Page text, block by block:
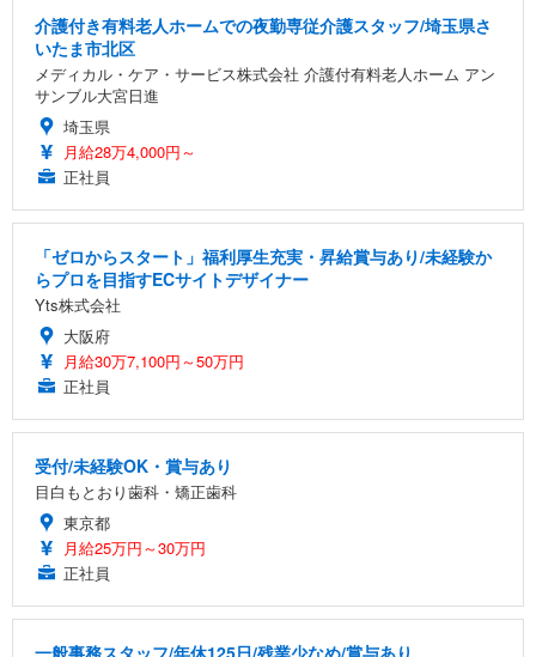
介護付き有料老人ホームでの夜勤専従介護スタッフ/埼玉県さ
いたま市北区
メディカル・ケア・サービス株式会社 介護付有料老人ホーム アン
サンブル大宮日進
埼玉県
月給28万4,000円～
正社員
「ゼロからスタート」福利厚生充実・昇給賞与あり/未経験か
らプロを目指すECサイトデザイナー
Yts株式会社
大阪府
月給30万7,100円～50万円
正社員
受付/未経験OK・賞与あり
目白もとおり歯科・矯正歯科
東京都
月給25万円～30万円
正社員